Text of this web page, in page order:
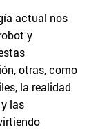
actual nos
y
otras, como
la realidad
las